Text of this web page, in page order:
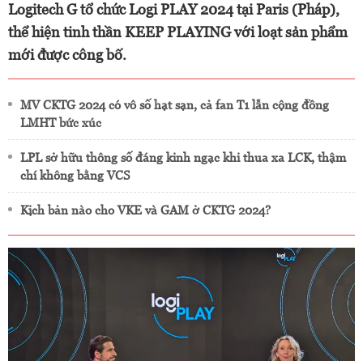
Logitech G tổ chức Logi PLAY 2024 tại Paris (Pháp),
thể hiện tinh thần KEEP PLAYING với loạt sản phẩm
mới được công bố.
MV CKTG 2024 có vô số hạt sạn, cả fan T1 lẫn cộng đồng
LMHT bức xúc
LPL sở hữu thông số đáng kinh ngạc khi thua xa LCK, thậm
chí không bằng VCS
Kịch bản nào cho VKE và GAM ở CKTG 2024?